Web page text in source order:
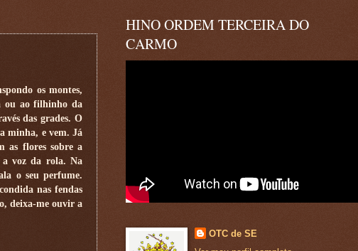
os montes,
ou ao filhinho da
das grades. O
minha, e vem. Já
as flores sobre a
a voz da rola. Na
o seu perfume.
nas fendas
deixa-me ouvir a
HINO ORDEM TERCEIRA DO
CARMO
OTC de SE